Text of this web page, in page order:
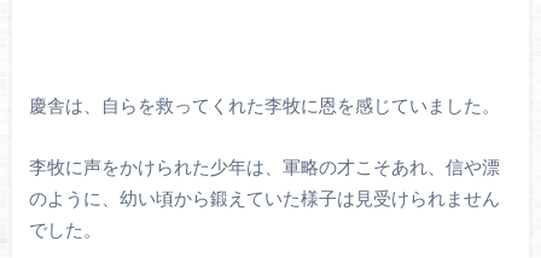
慶舎は、自らを救ってくれた李牧に恩を感じていました。
李牧に声をかけられた少年は、軍略の才こそあれ、信や漂
のように、幼い頃から鍛えていた様子は見受けられません
でした。